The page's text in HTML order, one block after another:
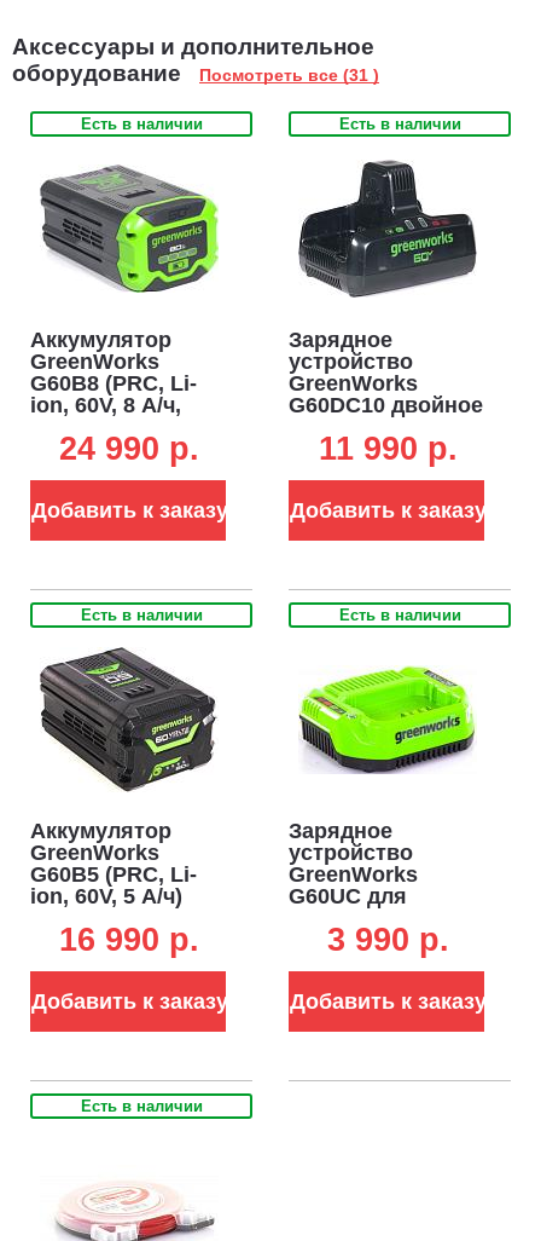
Аксессуары и дополнительное
оборудование
Посмотреть все (31 )
Есть в наличии
Аккумулятор
GreenWorks
G60B8 (PRC, Li-
ion, 60V, 8 А/ч,
24 990 p.
Добавить к заказу
Есть в наличии
Зарядное
устройство
GreenWorks
G60DC10 двойное
для
аккумуляторов
11 990 p.
Добавить к заказу
Есть в наличии
Аккумулятор
GreenWorks
G60B5 (PRC, Li-
ion, 60V, 5 А/ч)
16 990 p.
Добавить к заказу
Есть в наличии
Зарядное
устройство
GreenWorks
G60UC для
60В (2 А)
3 990 p.
Добавить к заказу
Есть в наличии